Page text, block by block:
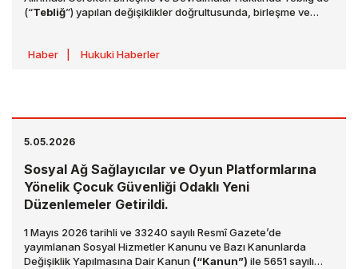
(“Tebliğ”) yapılan değişiklikler doğrultusunda, birleşme ve
Haber
Hukuki Haberler
5.05.2026
Sosyal Ağ Sağlayıcılar ve Oyun Platformlarına
Yönelik Çocuk Güvenliği Odaklı Yeni
Düzenlemeler Getirildi.
1 Mayıs 2026 tarihli ve 33240 sayılı Resmî Gazete’de
yayımlanan Sosyal Hizmetler Kanunu ve Bazı Kanunlarda
Değişiklik Yapılmasına Dair Kanun (“Kanun”) ile 5651 sayılı